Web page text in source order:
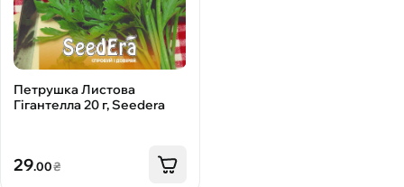
Петрушка Листова
Гігантелла 20 г, Seedera
29.00₴